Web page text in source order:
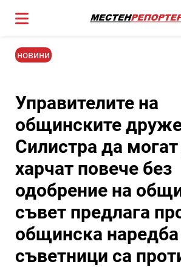
новини
Управителите на
общинските
Силистра да
харчат повече без
одобрение на
съвет предлага
общинска
съветници са